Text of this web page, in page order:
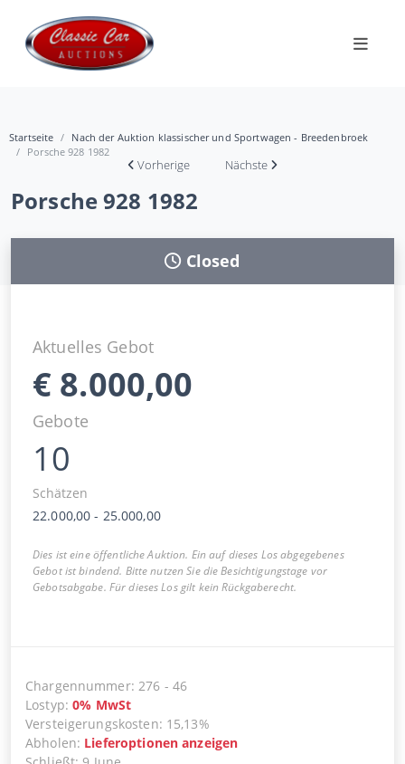
Startseite
Nach der Auktion klassischer und Sportwagen - Breedenbroek
Porsche 928 1982
Vorherige Nächste
Porsche 928 1982
Closed
Aktuelles Gebot
€ 8.000,00
Gebote
10
Schätzen
22.000,00 - 25.000,00
Dies ist eine öffentliche Auktion. Ein auf dieses Los abgegebenes
Gebot ist bindend. Bitte nutzen Sie die Besichtigungstage vor
Gebotsabgabe. Für dieses Los gilt kein Rückgaberecht.
Chargennummer:276 - 46
Lostyp:0% MwSt
Versteigerungskosten: 15,13%
Abholen: Lieferoptionen anzeigen